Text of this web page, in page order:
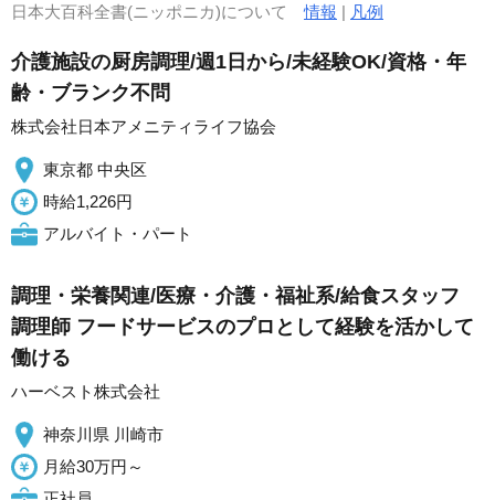
日本大百科全書(ニッポニカ)について情報 | 凡例
介護施設の厨房調理/週1日から/未経験OK/資格・年
齢・ブランク不問
株式会社日本アメニティライフ協会
東京都 中央区
時給1,226円
アルバイト・パート
調理・栄養関連/医療・介護・福祉系/給食スタッフ
調理師 フードサービスのプロとして経験を活かして
働ける
ハーベスト株式会社
神奈川県 川崎市
月給30万円～